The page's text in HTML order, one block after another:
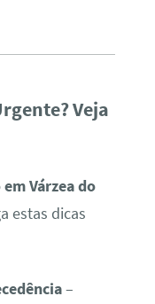
Veja
Várzea do
estas dicas
–